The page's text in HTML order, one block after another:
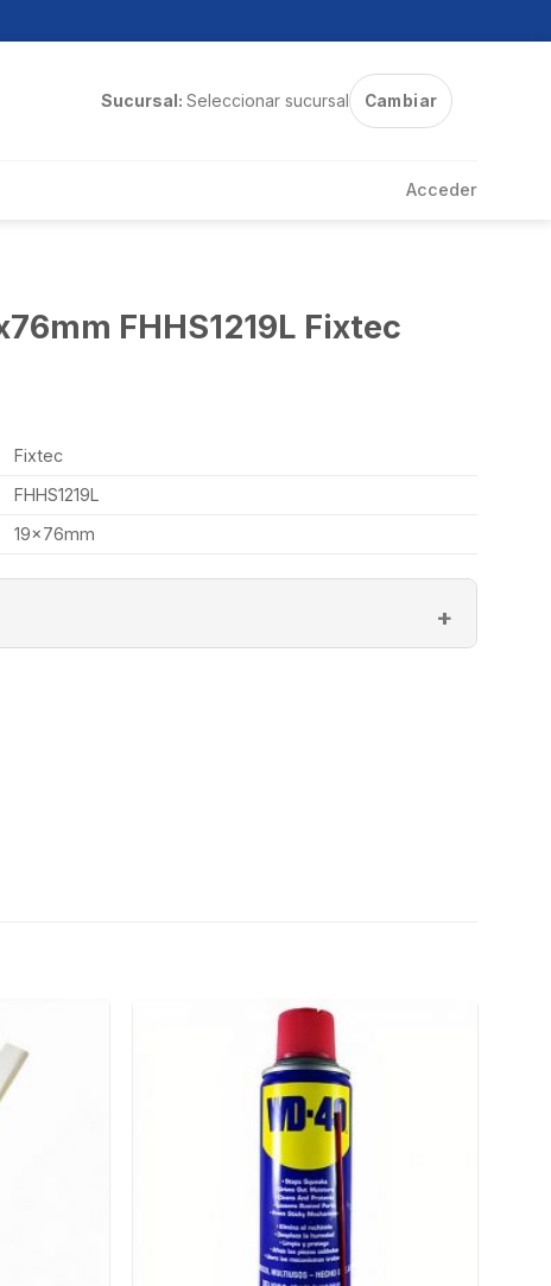
Sucursal: Seleccionar sucursal Cambiar
Acceder
FHHS1219L Fixtec
Fixtec
FHHS1219L
19x76mm